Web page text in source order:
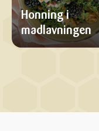
Honning i
madlavningen